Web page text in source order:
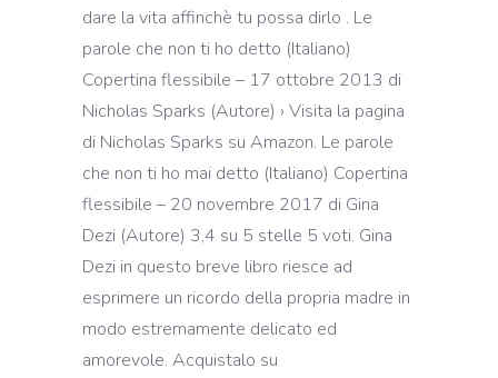
dare la vita affinchè tu possa dirlo . Le
parole che non ti ho detto (Italiano)
Copertina flessibile – 17 ottobre 2013 di
Nicholas Sparks (Autore) › Visita la pagina
di Nicholas Sparks su Amazon. Le parole
che non ti ho mai detto (Italiano) Copertina
flessibile – 20 novembre 2017 di Gina
Dezi (Autore) 3,4 su 5 stelle 5 voti. Gina
Dezi in questo breve libro riesce ad
esprimere un ricordo della propria madre in
modo estremamente delicato ed
amorevole. Acquistalo su